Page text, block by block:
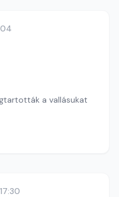
a vallásukat
17:30